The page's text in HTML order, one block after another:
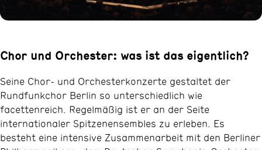
Chor und Orchester: was ist das eigentlich?
Seine Chor- und Orchesterkonzerte gestaltet der
Rundfunkchor Berlin so unterschiedlich wie
facettenreich. Regelmäßig ist er an der Seite
internationaler Spitzenensembles zu erleben. Es
besteht eine intensive Zusammenarbeit mit den Berliner